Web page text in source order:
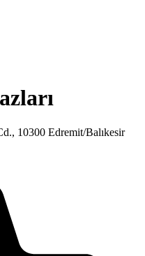
10300 Edremit/Balıkesir